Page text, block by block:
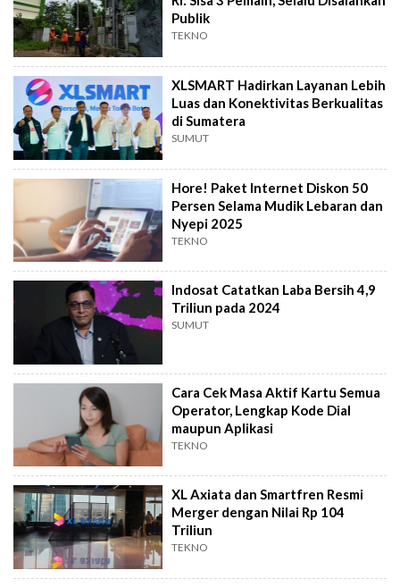
Publik
TEKNO
XLSMART Hadirkan Layanan Lebih
Luas dan Konektivitas Berkualitas
di Sumatera
SUMUT
Hore! Paket Internet Diskon 50
Persen Selama Mudik Lebaran dan
Nyepi 2025
TEKNO
Indosat Catatkan Laba Bersih 4,9
Triliun pada 2024
SUMUT
Cara Cek Masa Aktif Kartu Semua
Operator, Lengkap Kode Dial
maupun Aplikasi
TEKNO
XL Axiata dan Smartfren Resmi
Merger dengan Nilai Rp 104
Triliun
TEKNO